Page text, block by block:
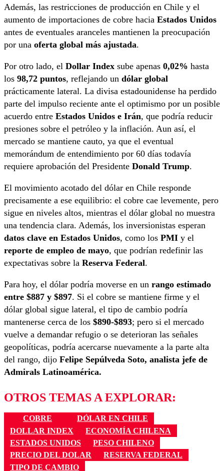
Además, las restricciones de producción en Chile y el
aumento de importaciones de cobre hacia Estados Unidos
antes de eventuales aranceles mantienen la preocupación
por una oferta global más ajustada.
Por otro lado, el Dollar Index sube apenas 0,02% hasta
los 98,72 puntos, reflejando un dólar global
prácticamente lateral. La divisa estadounidense ha perdido
parte del impulso reciente ante el optimismo por un posible
acuerdo entre Estados Unidos e Irán, que podría reducir
presiones sobre el petróleo y la inflación. Aun así, el
mercado se mantiene cauto, ya que el eventual
memorándum de entendimiento por 60 días todavía
requiere aprobación del Presidente Donald Trump.
El movimiento acotado del dólar en Chile responde
precisamente a ese equilibrio: el cobre cae levemente, pero
sigue en niveles altos, mientras el dólar global no muestra
una tendencia clara. Además, los inversionistas esperan
datos clave en Estados Unidos, como los PMI y el
reporte de empleo de mayo, que podrían redefinir las
expectativas sobre la Reserva Federal.
Para hoy, el dólar podría moverse en un rango estimado
entre $887 y $897. Si el cobre se mantiene firme y el
dólar global sigue lateral, el tipo de cambio podría
mantenerse cerca de los $890-$893; pero si el mercado
vuelve a demandar refugio o se deterioran las señales
geopolíticas, podría acercarse nuevamente a la parte alta
del rango, dijo Felipe Sepúlveda Soto, analista jefe de
Admirals Latinoamérica.
OTROS TEMAS A EXPLORAR:
COBRE
DÓLAR EN CHILE
DOLLAR INDEX
ECONOMÍA CHILENA
ESTADOS UNIDOS
PESO CHILENO
PRECIO DEL DOLAR
RESERVA FEDERAL
TIPO DE CAMBIO